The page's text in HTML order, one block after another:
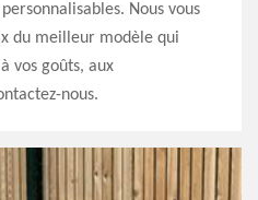
Nous vous
du meilleur modèle qui
vos goûts, aux
nous.